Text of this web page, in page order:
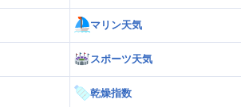
マリン天気
スポーツ天気
乾燥指数